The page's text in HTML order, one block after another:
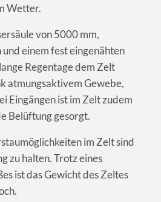
Wetter.
von 5000 mm,
einem fest eingenähten
Regentage dem Zelt
atmungsaktivem Gewebe,
Eingängen ist im Zelt zudem
Belüftung gesorgt.
im Zelt sind
zu halten. Trotz eines
ist das Gewicht des Zeltes